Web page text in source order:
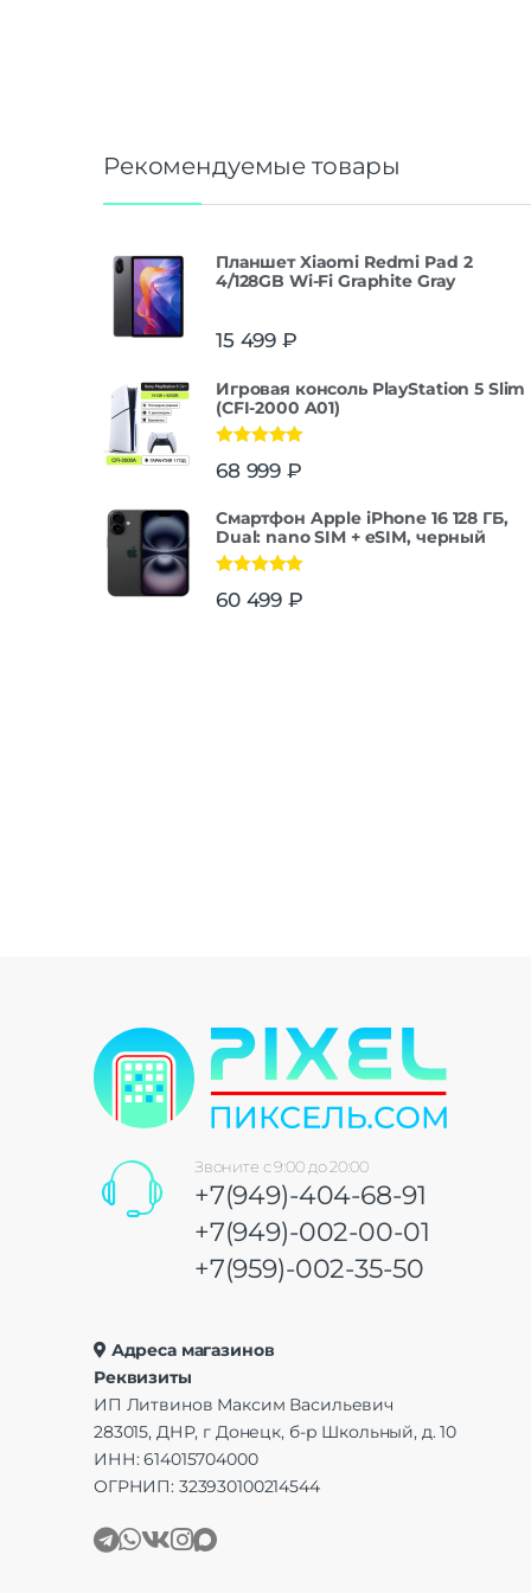
Рекомендуемые товары
Планшет Xiaomi Redmi Pad 2
4/128GB Wi-Fi Graphite Gray
15 499 ₽
Игровая консоль PlayStation 5 Slim
(CFI-2000 A01)
из 5
68 999 ₽
Смартфон Apple iPhone 16 128 ГБ,
Dual: nano SIM + eSIM, черный
из 5
60 499 ₽
Звоните с 9:00 до 20:00
+7(949)-404-68-91
+7(949)-002-00-01
+7(959)-002-35-50
Адреса магазинов
Реквизиты
ИП Литвинов Максим Васильевич
283015, ДНР, г Донецк, б-р Школьный, д. 10
ИНН: 614015704000
ОГРНИП: 323930100214544